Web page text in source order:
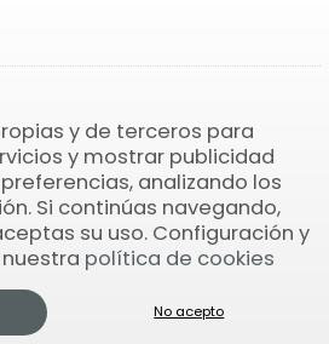
Pronosticador Jugar
1-1 1 X 2
Fin.
0-3
Fin. 1 X
1-2
Fin. 1 X
2-0
Fin. 1 X 2
y de terceros para
y mostrar publicidad
analizando los
Si continúas navegando,
su uso. Configuración y
política de cookies
No acepto